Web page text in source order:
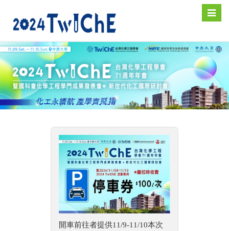
Toggle
開車前往者提供11/9-11/10本次